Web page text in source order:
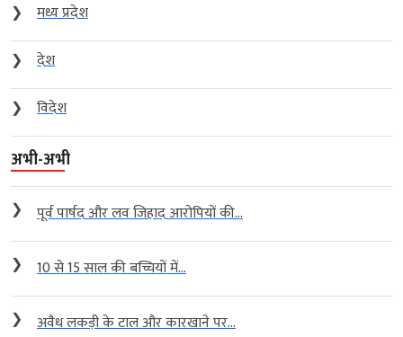
❯
मध्य प्रदेश
❯
देश
❯
विदेश
अभी-अभी
❯ पूर्व पार्षद और लव जिहाद आरोपियों की...
❯ 10 से 15 साल की बच्चियों में...
❯ अवैध लकड़ी के टाल और कारखाने पर...